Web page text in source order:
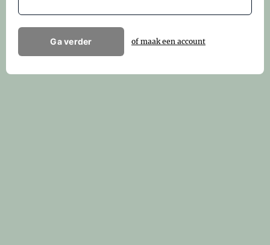
Ga verder of maak een account